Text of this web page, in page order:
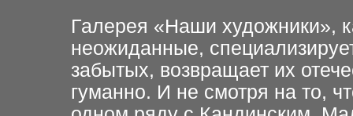
Галерея «Наши художники»,
неожиданные,
забытых, возвращает их
гуманно. И не смотря на то,